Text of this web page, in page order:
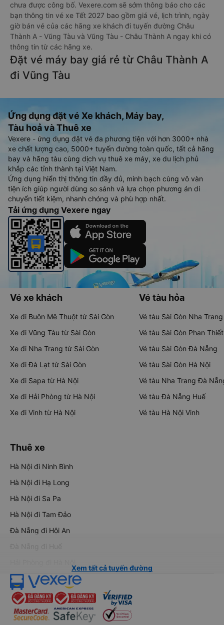
chưa được công bố. Vexere.com sẽ sớm thông báo cho các
bạn thông tin vé xe Tết 2027 bao gồm giá vé, lịch trình, ngày
giờ bán vé của các hãng xe khách đi tuyến đường Châu
Thành A - Vũng Tàu và Vũng Tàu - Châu Thành A ngay khi có
thông tin từ các hãng xe.
Đặt vé máy bay giá rẻ từ Châu Thành A
đi Vũng Tàu
Ứng dụng đặt vé Xe khách, Máy bay,
Tàu hoả và Thuê xe
Vexere - ứng dụng đặt vé đa phương tiện với hơn 3000+ nhà
xe chất lượng cao, 5000+ tuyến đường toàn quốc, tất cả hãng
bay và hãng tàu cùng dịch vụ thuê xe máy, xe du lịch phủ
khắp các tỉnh thành tại Việt Nam.
Ứng dụng hiển thị thông tin đầy đủ, minh bạch cùng vô vàn
tiện ích giúp người dùng so sánh và lựa chọn phương án di
chuyển tiết kiệm, nhanh chóng và phù hợp nhất.
Tải ứng dụng Vexere ngay
Vé xe khách
Xe đi Buôn Mê Thuột từ Sài Gòn
Xe đi Vũng Tàu từ Sài Gòn
Xe đi Nha Trang từ Sài Gòn
Xe đi Đà Lạt từ Sài Gòn
Xe đi Sapa từ Hà Nội
Xe đi Hải Phòng từ Hà Nội
Xe đi Vinh từ Hà Nội
Vé tàu hỏa
Vé tàu Sài Gòn Nha Trang
Vé tàu Sài Gòn Phan Thiết
Vé tàu Sài Gòn Đà Nẵng
Vé tàu Sài Gòn Hà Nội
Vé tàu Nha Trang Đà
Vé tàu Đà Nẵng Huế
Vé tàu Hà Nội Vinh
Thuê xe
Hà Nội đi Ninh Bình
Hà Nội đi Hạ Long
Hà Nội đi Sa Pa
Hà Nội đi Tam Đảo
Đà Nẵng đi Hội An
Đà Nẵng đi Huế
Xem tất cả tuyến đường